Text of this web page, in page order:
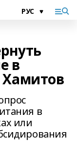
в
Хамитов
в
или